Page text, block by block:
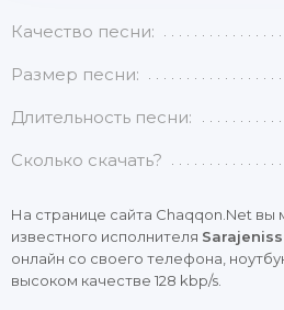
Качество песни:
Размер песни:
Длительность песни:
Сколько скачать?
На странице сайта Chaqqon.Net
известного исполнителя
онлайн со своего телефона,
высоком качестве 128 kbp/s.